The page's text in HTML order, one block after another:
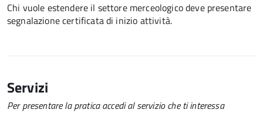
Chi vuole estendere il settore merceologico deve presentare
segnalazione certificata di inizio attività.
Servizi
Per presentare la pratica accedi al servizio che ti interessa